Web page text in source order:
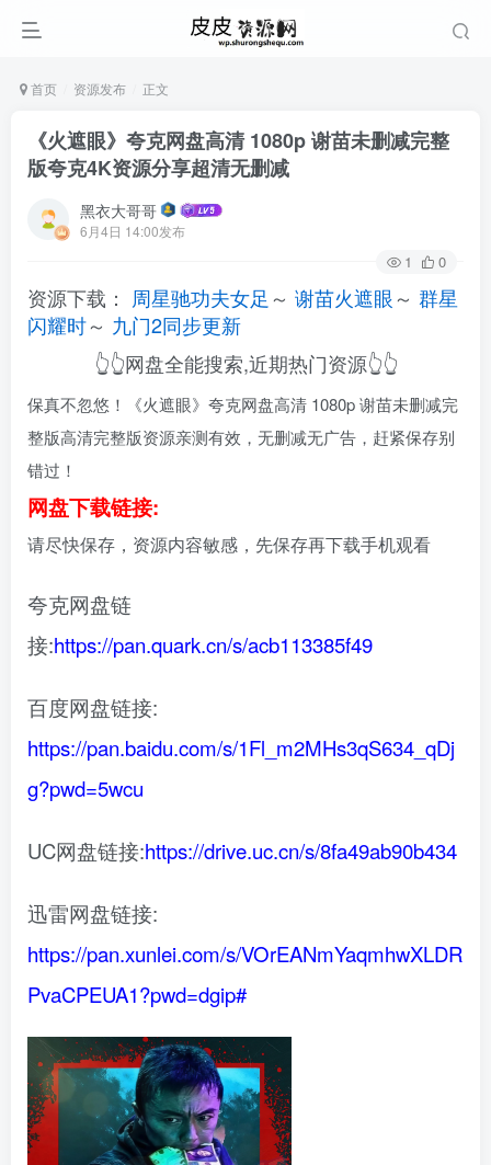
首页 资源发布 正文
《火遮眼》夸克网盘高清 1080p 谢苗未删减完整
版夸克4K资源分享超清无删减
黑衣大哥哥
6月4日 14:00发布
1 0
资源下载： 周星驰功夫女足 ～ 谢苗火遮眼～ 群星
闪耀时～ 九门2同步更新
👆👆网盘全能搜索,近期热门资源👆👆
保真不忽悠！《火遮眼》夸克网盘高清 1080p 谢苗未删减完
整版高清完整版资源亲测有效，无删减无广告，赶紧保存别
错过！
网盘下载链接:
请尽快保存，资源内容敏感，先保存再下载手机观看
夸克网盘链
接:https://pan.quark.cn/s/acb113385f49
百度网盘链接:
https://pan.baidu.com/s/1Fl_m2MHs3qS634_qDj
g?pwd=5wcu
UC网盘链接:https://drive.uc.cn/s/8fa49ab90b434
迅雷网盘链接:
https://pan.xunlei.com/s/VOrEANmYaqmhwXLDR
PvaCPEUA1?pwd=dgip#